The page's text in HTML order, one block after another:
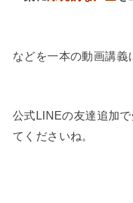
などを一本の動画講義
公式LINEの友達追加
てくださいね。